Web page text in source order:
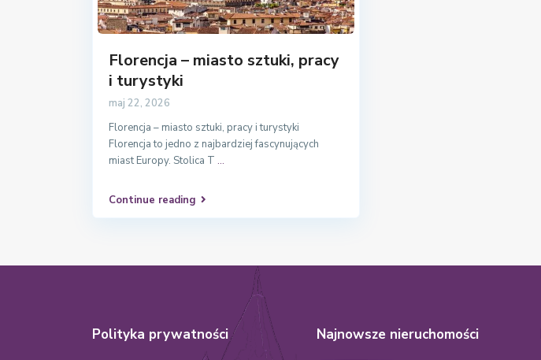
Florencja – miasto sztuki, pracy
i turystyki
maj 22, 2026
Florencja – miasto sztuki, pracy i turystyki
Florencja to jedno z najbardziej fascynujących
miast Europy. Stolica T ...
Continue reading
Polityka prywatności Najnowsze nieruchomości